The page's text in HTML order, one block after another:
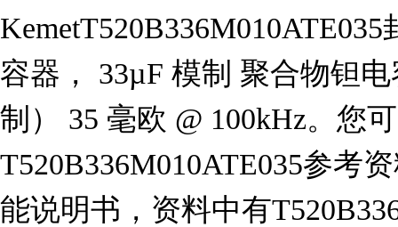
容器， 33µF 模制 聚合物钽电
制） 35 毫欧 @ 100kHz。您
T520B336M010ATE035参考
能说明书，资料中有